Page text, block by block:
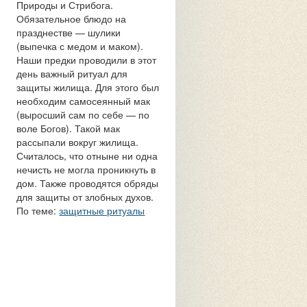
Природы и Стрибога.
Обязательное блюдо на
празднестве — шулики
(выпечка с медом и маком).
Наши предки проводили в этот
день важный ритуал для
защиты жилища. Для этого был
необходим самосеянный мак
(выросший сам по себе — по
воле Богов). Такой мак
рассыпали вокруг жилища.
Считалось, что отныне ни одна
нечисть не могла проникнуть в
дом. Также проводятся обряды
для защиты от злобных духов.
По теме:защитные ритуалы